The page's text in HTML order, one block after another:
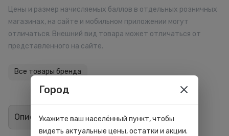
Цены и размер начисляемых баллов в отдельных розничных
магазинах, на сайте и мобильном приложении могут
отличаться. Внешний вид товара может отличаться от
представленного на сайте.
Все товары бренда
Описание Отзывы 0
Город
Укажите ваш населённый пункт, чтобы
видеть актуальные цены, остатки и акции.